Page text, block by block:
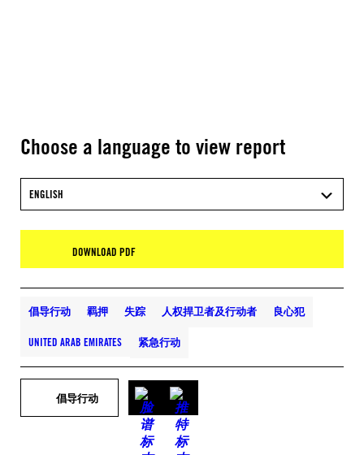
Choose a language to view report
ENGLISH
DOWNLOAD PDF
倡导行动 羁押 失踪 人权捍卫者及行动者 良心犯
UNITED ARAB EMIRATES 紧急行动
倡导行动